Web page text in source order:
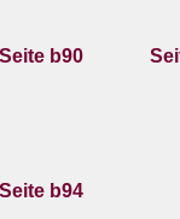
Seite b90
Seite b94